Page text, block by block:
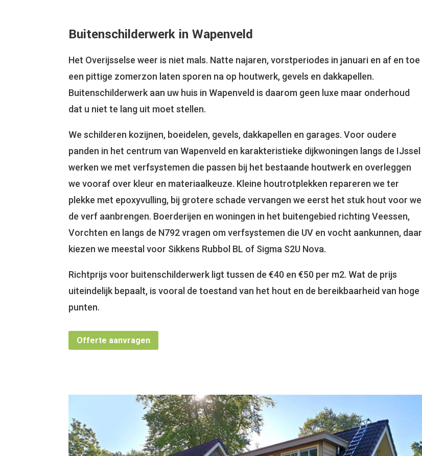
Buitenschilderwerk in Wapenveld
Het Overijsselse weer is niet mals. Natte najaren, vorstperiodes in januari en af en toe
een pittige zomerzon laten sporen na op houtwerk, gevels en dakkapellen.
Buitenschilderwerk aan uw huis in Wapenveld is daarom geen luxe maar onderhoud
dat u niet te lang uit moet stellen.
We schilderen kozijnen, boeidelen, gevels, dakkapellen en garages. Voor oudere
panden in het centrum van Wapenveld en karakteristieke dijkwoningen langs de IJssel
werken we met verfsystemen die passen bij het bestaande houtwerk en overleggen
we vooraf over kleur en materiaalkeuze. Kleine houtrotplekken repareren we ter
plekke met epoxyvulling, bij grotere schade vervangen we eerst het stuk hout voor we
de verf aanbrengen. Boerderijen en woningen in het buitengebied richting Veessen,
Vorchten en langs de N792 vragen om verfsystemen die UV en vocht aankunnen, daar
kiezen we meestal voor Sikkens Rubbol BL of Sigma S2U Nova.
Richtprijs voor buitenschilderwerk ligt tussen de €40 en €50 per m2. Wat de prijs
uiteindelijk bepaalt, is vooral de toestand van het hout en de bereikbaarheid van hoge
punten.
Offerte aanvragen